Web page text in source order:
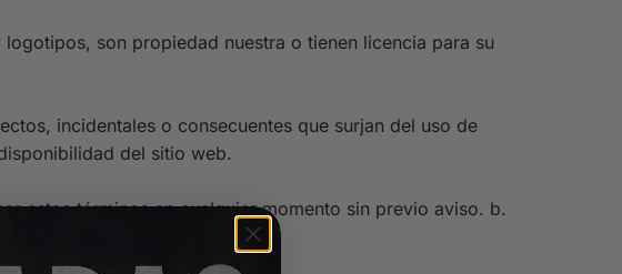
son propiedad nuestra o tienen licencia para su
incidentales o consecuentes que surjan del uso de
del sitio web.
estos términos en cualquier momento sin previo aviso. b.